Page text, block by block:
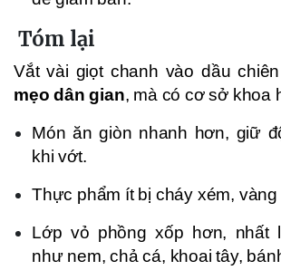
Tóm lại
Vắt vài giọt chanh vào dầu chiên
mẹo dân gian, mà có cơ sở khoa
Món ăn giòn nhanh hơn, giữ
khi vớt.
Thực phẩm ít bị cháy xém,
Lớp vỏ phồng xốp hơn, nhất
như nem, chả cá, khoai tây,